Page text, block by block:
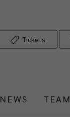
Tickets
NEWS TEAM